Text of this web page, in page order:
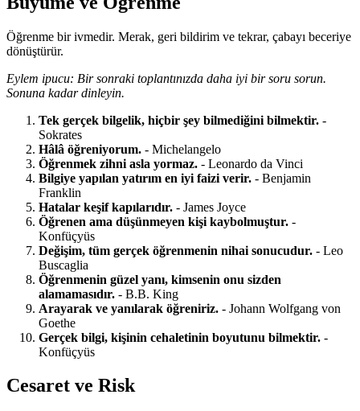
Öğrenme bir ivmedir. Merak, geri bildirim ve tekrar, çabayı beceriye
dönüştürür.
Eylem ipucu: Bir sonraki toplantınızda daha iyi bir soru sorun.
Sonuna kadar dinleyin.
Tek gerçek bilgelik, hiçbir şey bilmediğini bilmektir. -
Sokrates
Hâlâ öğreniyorum. - Michelangelo
Öğrenmek zihni asla yormaz. - Leonardo da Vinci
Bilgiye yapılan yatırım en iyi faizi verir. - Benjamin
Franklin
Hatalar keşif kapılarıdır. - James Joyce
Öğrenen ama düşünmeyen kişi kaybolmuştur. -
Konfüçyüs
Değişim, tüm gerçek öğrenmenin nihai sonucudur. - Leo
Buscaglia
Öğrenmenin güzel yanı, kimsenin onu sizden
alamamasıdır. - B.B. King
Arayarak ve yanılarak öğreniriz. - Johann Wolfgang von
Goethe
Gerçek bilgi, kişinin cehaletinin boyutunu bilmektir. -
Konfüçyüs
Cesaret ve Risk